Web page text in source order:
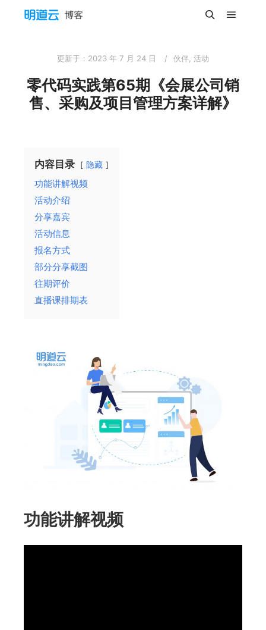
更新于： 2023 年 7 月 24 日 伙伴 活动
零代码实践第65期《会展公司销
售、采购及项目管理方案详解》
内容目录 隐藏
功能讲解视频
活动介绍
分享嘉宾
活动信息
报名方式
部分分享截图
往期评价
直播课排期表
功能讲解视频